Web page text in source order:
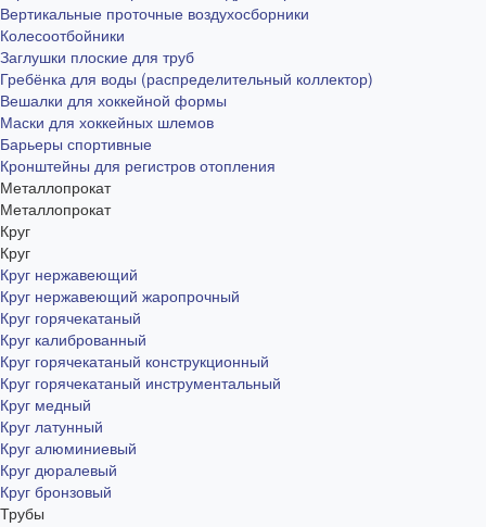
Вертикальные проточные воздухосборники
Колесоотбойники
Заглушки плоские для труб
Гребёнка для воды (распределительный коллектор)
Вешалки для хоккейной формы
Маски для хоккейных шлемов
Барьеры спортивные
Кронштейны для регистров отопления
Металлопрокат
Металлопрокат
Круг
Круг
Круг нержавеющий
Круг нержавеющий жаропрочный
Круг горячекатаный
Круг калиброванный
Круг горячекатаный конструкционный
Круг горячекатаный инструментальный
Круг медный
Круг латунный
Круг алюминиевый
Круг дюралевый
Круг бронзовый
Трубы